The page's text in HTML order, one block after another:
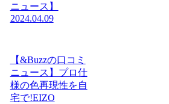
ニュース】
2024.04.09
【&Buzzの口コミ
ニュース】プロ仕
様の色再現性を自
宅で!EIZO